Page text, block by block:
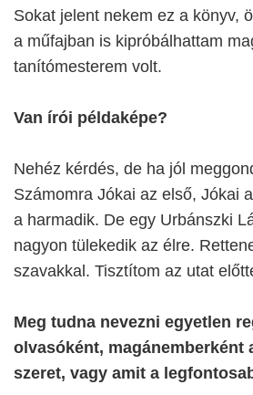
Sokat jelent nekem ez a könyv,
a műfajban is kipróbálhattam
tanítómesterem volt.
Van írói példaképe?
Nehéz kérdés, de ha jól
Számomra Jókai az első, Jókai
a harmadik. De egy Urbánszki
nagyon tülekedik az élre.
szavakkal. Tisztítom az utat
Meg tudna nevezni egyetlen
olvasóként, magánemberként
szeret, vagy amit a